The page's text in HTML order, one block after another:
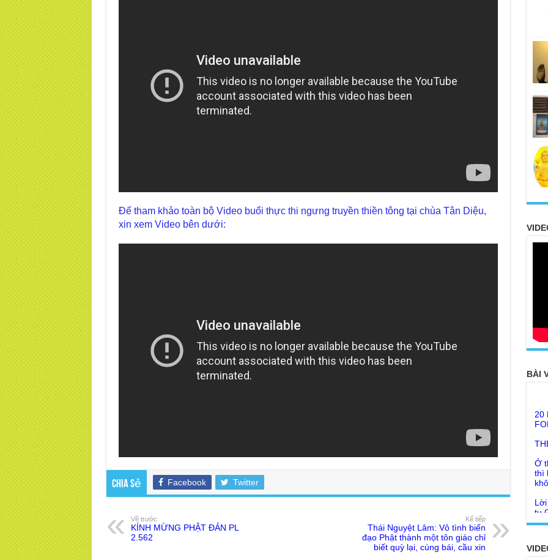
Để tham khảo toàn bộ Video buổi thực thi ngưng truyền thiền tông tại chùa Tân Diệu,
xin xem Video bên dưới:
Chia sẻ Facebook Twitter
Về trước
KÍNH MỪNG PHẬT ĐẢN PL
2.562
Kế tiếp
Thái Nguyệt Lâm: Vô tình biến
đạo Phật thành một tôn giáo chỉ
biết quỳ lại, cúng bái, cầu xin
BÀI
Ở